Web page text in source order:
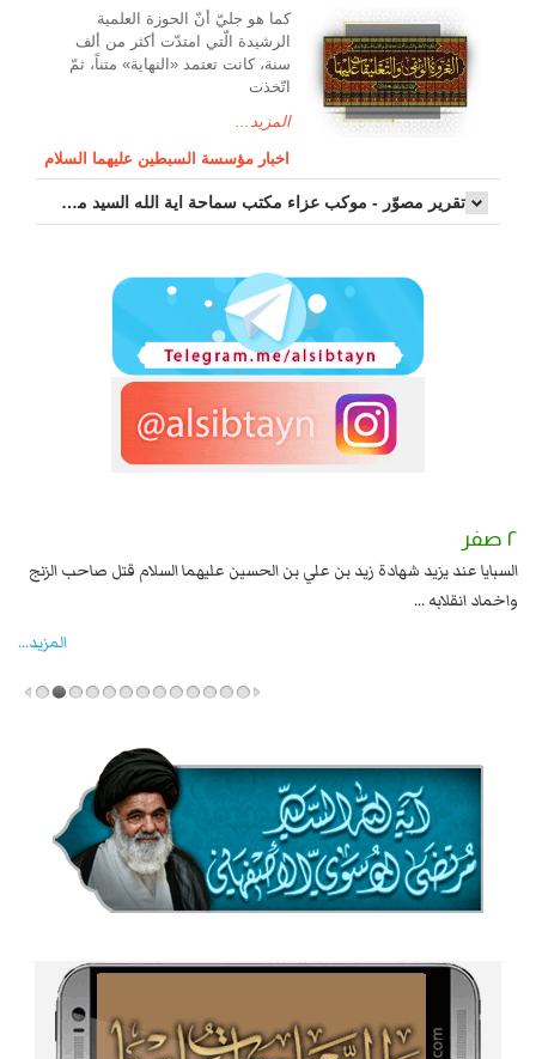
کما هو جليّ أنّ الحوزة العلمیة
الرشیدة الّتي امتدّت أكثر من ألف
سنة، كانت تعتمد «النهاية» متناً، ثمّ
اتّخذت
المزيد...
اخبار مؤسسة السبطين عليهما السلام
تقرير مصوّر - موكب عزاء مکتب سماحة اية الله السيد مرتضى الموسوي الاصفهاني في يوم إستشهاد السيدة فاطم...
٢ صفر
السبايا عند يزيد شهادة زيد بن علي بن الحسين عليهما السلام قتل صاحب الزنج
واخماد انقلابه ...
المزید...